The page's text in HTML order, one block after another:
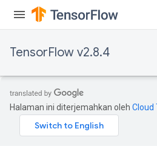
TensorFlow v2.8.4
Halaman ini diterjemahkan oleh Cloud